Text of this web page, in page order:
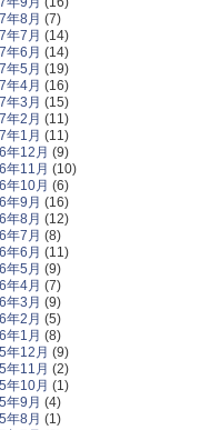
年8月 (7)
年7月 (14)
年6月 (14)
年5月 (19)
年4月 (16)
年3月 (15)
年2月 (11)
年1月 (11)
年12月 (9)
年11月 (10)
年10月 (6)
年9月 (16)
年8月 (12)
年7月 (8)
年6月 (11)
年5月 (9)
年4月 (7)
年3月 (9)
年2月 (5)
年1月 (8)
年12月 (9)
年11月 (2)
年10月 (1)
年9月 (4)
年8月 (1)